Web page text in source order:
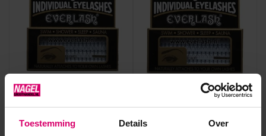
Toestemming Details Over
Everlash
Everlash Wimpers Zwart
Everlash Wimpers Zwart
(Spread) Short Black